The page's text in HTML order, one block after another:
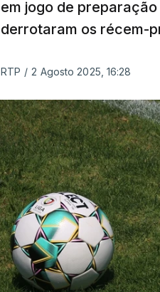
em jogo de
derrotaram os récem-
RTP / 2 Agosto 2025, 16:28